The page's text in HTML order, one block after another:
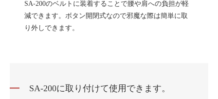
SA-200のベルトに装着することで腰や肩への負担が軽
減できます。ボタン開閉式なので邪魔な際は簡単に取
り外しできます。
SA-200に取り付けて使用できます。